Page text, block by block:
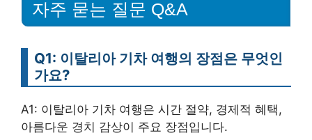
자주 묻는 질문 Q&A
Q1: 이탈리아 기차 여행의 장점은 무엇인
가요?
A1: 이탈리아 기차 여행은 시간 절약, 경제적 혜택,
아름다운 경치 감상이 주요 장점입니다.